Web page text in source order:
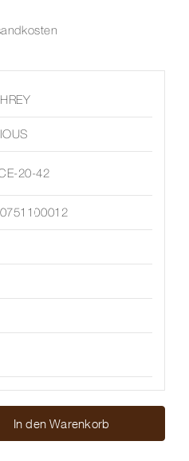
20-42
In den Warenkorb